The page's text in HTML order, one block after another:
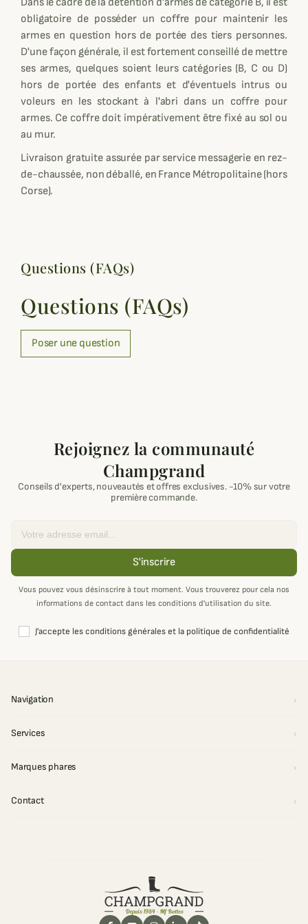
obligatoire de posséder un coffre pour maintenir les
armes en question hors de portée des tiers personnes.
D'une façon générale, il est fortement conseillé de mettre
ses armes, quelques soient leurs catégories (B, C ou D)
hors de portée des enfants et d'éventuels intrus ou
voleurs en les stockant à l'abri dans un coffre pour
armes. Ce coffre doit impérativement être fixé au sol ou
au mur.
Livraison gratuite assurée par service messagerie en rez-
de-chaussée, non déballé, en France Métropolitaine (hors
Corse).
Questions (FAQs)
Questions (FAQs)
Poser une question
Rejoignez la communauté
Champgrand
Conseils d'experts, nouveautés et offres exclusives. -10% sur votre
première commande.
S'inscrire
Vous pouvez vous désinscrire à tout moment. Vous trouverez pour cela nos
informations de contact dans les conditions d'utilisation du site.
J'accepte les conditions générales et la politique de confidentialité
Navigation
Services
Marques phares
Contact